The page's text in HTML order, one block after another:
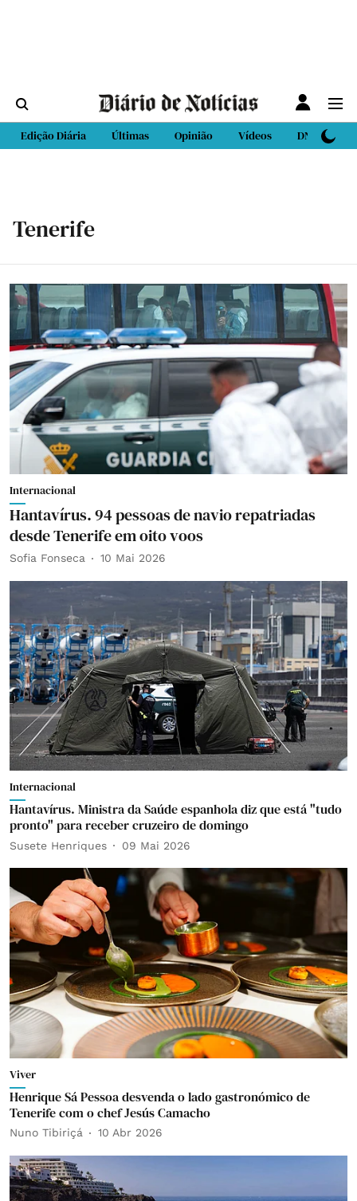
Edição Diária Últimas Opinião Vídeos DN Sport
Tenerife
Internacional
Hantavírus. 94 pessoas de navio repatriadas
desde Tenerife em oito voos
Sofia Fonseca 10 Mai 2026
Internacional
Hantavírus. Ministra da Saúde espanhola diz que está "tudo
pronto" para receber cruzeiro de domingo
Susete Henriques 09 Mai 2026
Viver
Henrique Sá Pessoa desvenda o lado gastronómico de
Tenerife com o chef Jesús Camacho
Nuno Tibiriçá 10 Abr 2026